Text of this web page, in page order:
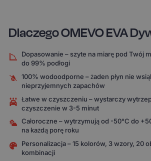
Dlaczego OMEVO EVA
Dopasowanie – szyte na miarę pod Twój
do 99% podłogi
100% wodoodporne – żaden płyn nie
nieprzyjemnych zapachów
Łatwe w czyszczeniu – wystarczy
czyszczenie w 3-5 minut
Całoroczne – wytrzymują od -50°C do
na każdą porę roku
Personalizacja – 15 kolorów, 3 wzory, 20
kombinacji